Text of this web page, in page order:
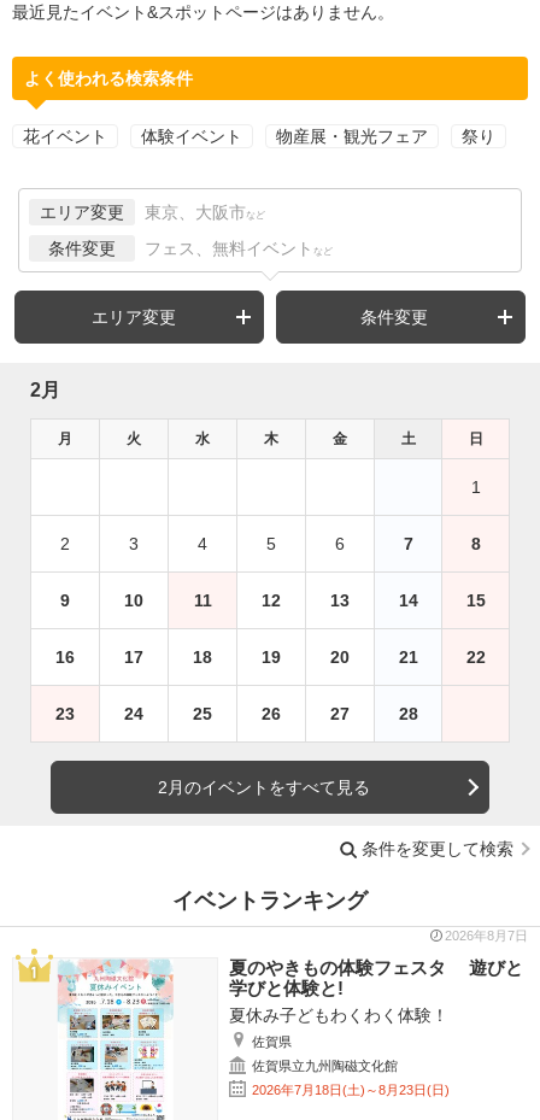
最近見たイベント&スポットページはありません。
よく使われる検索条件
花イベント 体験イベント 物産展・観光フェア 祭り
エリア変更 東京、大阪市 など
条件変更 フェス、無料イベント など
エリア変更 条件変更
2月
月 火 水 木 金 土 日
1
2 3 4 5 6 7 8
9 10 11 12 13 14 15
16 17 18 19 20 21 22
23 24 25 26 27 28
2月のイベントをすべて見る
条件を変更して検索
イベントランキング
2026年8月7日
夏のやきもの体験フェスタ 遊びと
学びと体験と!
夏休み子どもわくわく体験！
佐賀県
佐賀県立九州陶磁文化館
2026年7月18日(土)～8月23日(日)